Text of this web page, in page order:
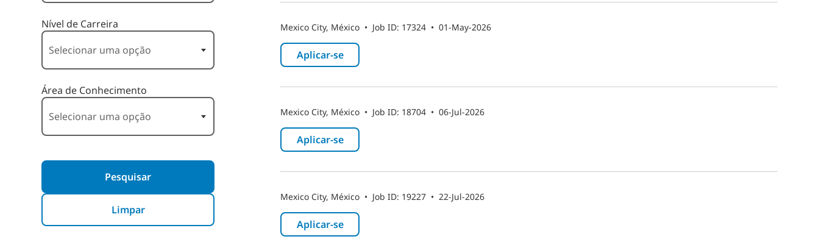
Nível de Carreira
Área de Conhecimento
Pesquisar
Limpar
Mexico City, México • Job ID: 17324 • 01-May-2026
Aplicar-se ​
Mexico City, México • Job ID: 18704 • 06-Jul-2026
Aplicar-se ​
Mexico City, México • Job ID: 19227 • 22-Jul-2026
Aplicar-se ​